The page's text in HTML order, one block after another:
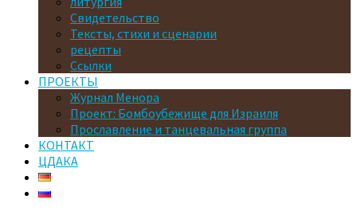
Свидетельство
Тексты, стихи и сценарии
рецепты
Ссылки
ПРОЕКТЫ
Журнал Менора
Проект: Бомбоубежище для Израиля
Прославление и танцевальная группа
КОНТАКТ
ЦДАКА